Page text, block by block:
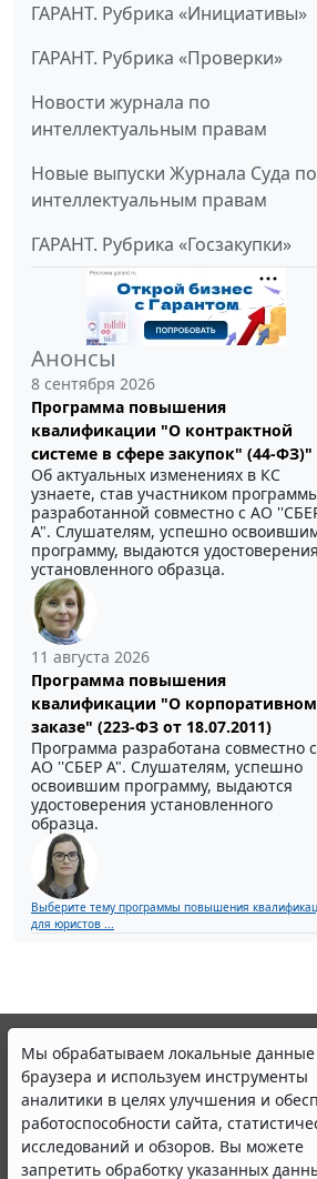
ГАРАНТ. Рубрика «Инициативы»
ГАРАНТ. Рубрика «Проверки»
Новости журнала по
интеллектуальным правам
Новые выпуски Журнала Суда по
интеллектуальным правам
ГАРАНТ. Рубрика «Госзакупки»
Анонсы
8 сентября 2026
Программа повышения
квалификации "О контрактной
системе в сфере закупок" (44-ФЗ)"
Об актуальных изменениях в КС
узнаете, став участником
разработанной совместно с АО
А". Слушателям, успешно
программу, выдаются удостоверения
установленного образца.
11 августа 2026
Программа повышения
квалификации "О корпоративном
заказе" (223-ФЗ от 18.07.2011)
Программа разработана совместно с
АО ''СБЕР А". Слушателям, успешно
освоившим программу, выдаются
удостоверения установленного
образца.
Выберите тему программы повышения
для юристов ...
Мы обрабатываем локальные данные
браузера и используем инструменты
аналитики в целях улучшения и
работоспособности сайта,
исследований и обзоров. Вы можете
запретить обработку указанных
© ООО "НПП "ГАРАНТ-СЕРВИС", 2026.
участниками Российской
Все права на материалы сайта
Полное или частичное
Правила использования портала.